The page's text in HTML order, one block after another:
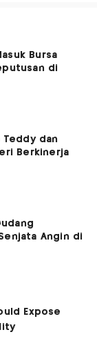
Bursa
di
Teddy dan
Berkinerja
Angin di